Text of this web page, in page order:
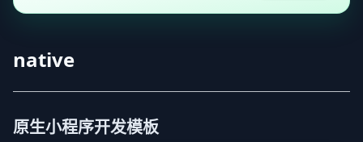
native
原生小程序开发模板